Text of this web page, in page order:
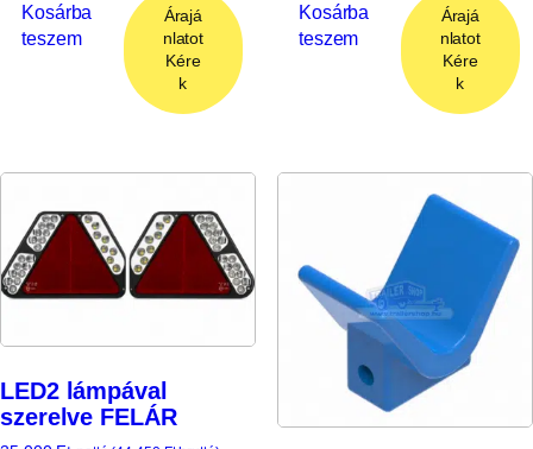
Kosárba
teszem
Árajá
nlatot
Kére
k
Kosárba
teszem
Árajá
nlatot
Kére
k
LED2 lámpával
szerelve FELÁR